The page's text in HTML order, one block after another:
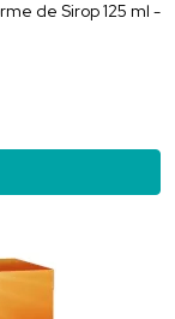
de Sirop 125 ml -